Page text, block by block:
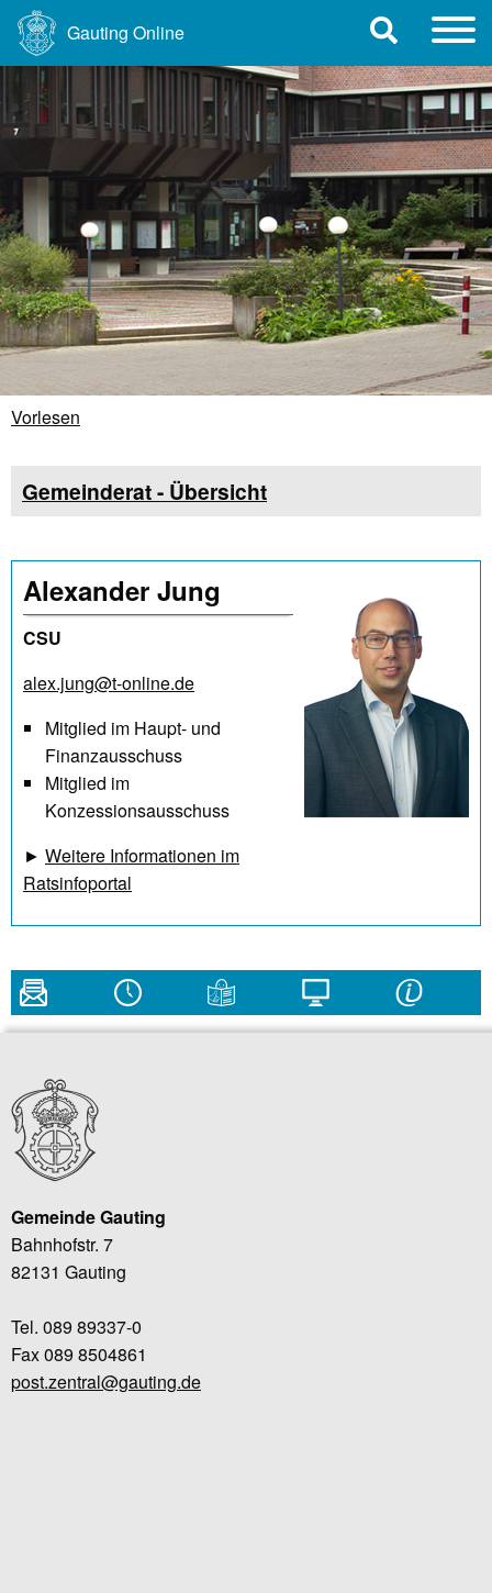
Gauting Online
Vorlesen
Gemeinderat - Übersicht
Alexander Jung
CSU
alex.jung@t-online.de
Mitglied im Haupt- und
Finanzausschuss
Mitglied im
Konzessionsausschuss
► Weitere Informationen im
Ratsinfoportal
Gemeinde Gauting
Bahnhofstr. 7
82131 Gauting
Tel. 089 89337-0
Fax 089 8504861
post.zentral@gauting.de